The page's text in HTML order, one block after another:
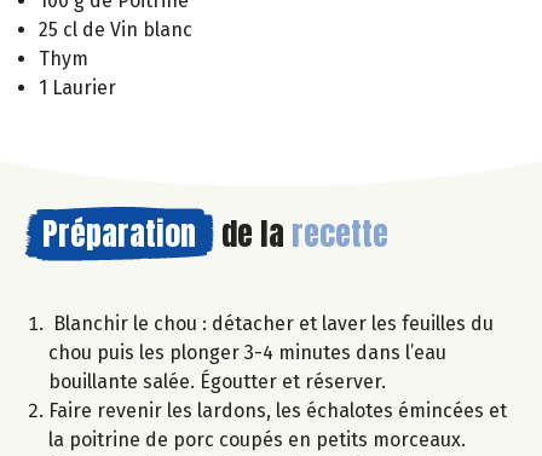
25 cl de Vin blanc
Thym
1 Laurier
Préparation de la recette
Blanchir le chou : détacher et laver les feuilles du
chou puis les plonger 3-4 minutes dans l’eau
bouillante salée. Égoutter et réserver.
Faire revenir les lardons, les échalotes émincées et
la poitrine de porc coupés en petits morceaux.